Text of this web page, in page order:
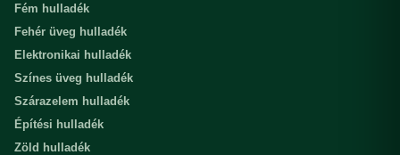
Fém hulladék
Fehér üveg hulladék
Elektronikai hulladék
Színes üveg hulladék
Szárazelem hulladék
Építési hulladék
Zöld hulladék